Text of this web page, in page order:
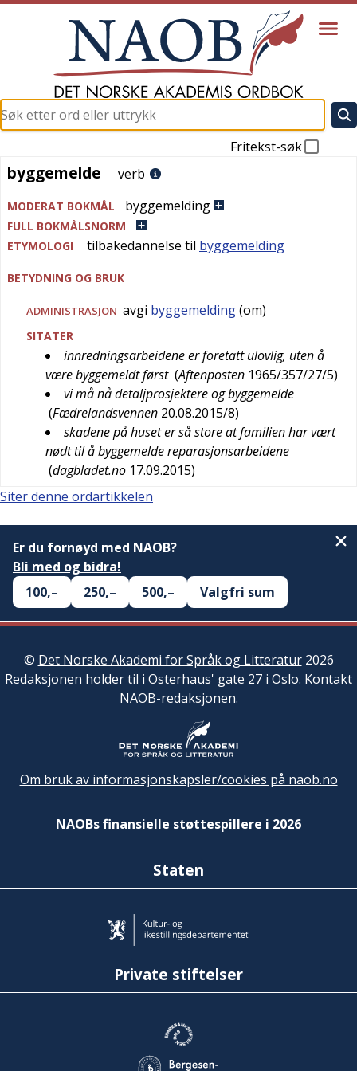
Fritekst-søk
byggemelde
byggemelde verb
MODERAT BOKMÅL byggemelding
FULL BOKMÅLSNORM
ETYMOLOGI
tilbakedannelse til byggemelding
BETYDNING OG BRUK
ADMINISTRASJON avgi byggemelding(om)
SITATER
innredningsarbeidene er foretatt ulovlig, uten å
være byggemeldt først (Aftenposten 1965/357/27/5)
vi må nå detaljprosjektere og byggemelde
(Fædrelandsvennen 20.08.2015/8)
skadene på huset er så store at familien har vært
nødt til å byggemelde reparasjonsarbeidene
(dagbladet.no 17.09.2015)
Siter denne ordartikkelen
Er du fornøyd med NAOB?
Bli med og bidra!
100,–
250,– 500,– Valgfri sum
© Det Norske Akademi for Språk og Litteratur2026
Redaksjonen holder til i Osterhaus' gate 27 i Oslo. Kontakt
NAOB-redaksjonen.
Om bruk av informasjonskapsler/cookies på naob.no
NAOBs finansielle støttespillere i 2026
Staten
Private stiftelser